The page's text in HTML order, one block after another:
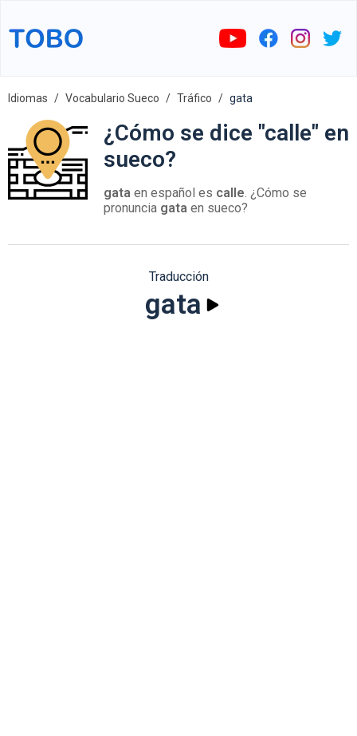
Idiomas Vocabulario Sueco Tráfico gata
¿Cómo se dice "calle" en
sueco?
gata en español es calle. ¿Cómo se
pronuncia gata en sueco?
Traducción
gata